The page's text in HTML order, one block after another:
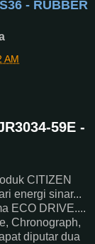
- RUBBER
AM
59E -
CITIZEN
energi sinar...
ECO DRIVE....
Chronograph,
diputar dua